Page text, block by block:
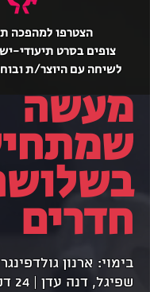
הצטרפו למהפכה
צופים בסרט תיעודי-
לשיחה עם היוצר/ת
מעשה
חדרים
בימוי: ארנון